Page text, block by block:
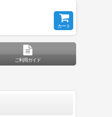
カート
ご利用ガイド